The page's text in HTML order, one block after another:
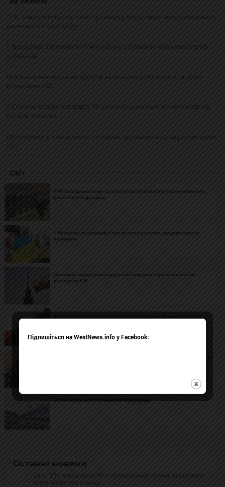
ГУР повідомило про розгортання у Росії північнокорейського
ракетного підрозділу
У Вроцлаві затримали п'яну жінку з ножами, яка кричала на
українців
Польські винищувачі вдруге за тиждень перехопила літак-
розвідник РФ
У Польщі взяли під варту 18-річного українця, який напав на
польку з ножем
Bloomberg: у липні Бельгія повністю перейшла на російський
СПГ
Світ
ГУР повідомило про розгортання у Росії північнокорейського
ракетного підрозділу
У Вроцлаві затримали п'яну жінку з ножами, яка кричала на
українців
Польські винищувачі вдруге за тиждень перехопила літак-
розвідник РФ
В РФ горить логістичний хаб Wildberries
Останні новини
Сили ППО знешкодили 66 із 101 російського дрона, зафіксовано
влучання ракети «Онікс»
Підпишіться на WestNews.info у Facebook: